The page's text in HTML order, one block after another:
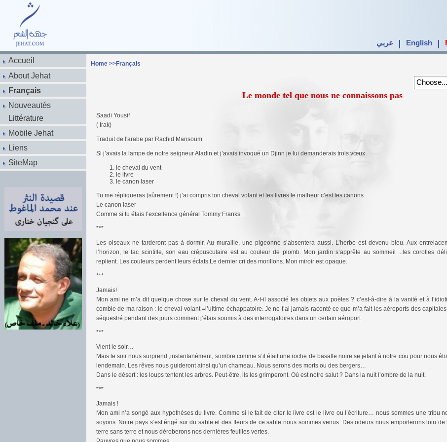
عربي English
Accueil
About Jehat
Français
Nouveautés
Littérature
Mobile Jehat
Liens
SiteMap
Home >>Français
Le monde tel que nous ne connaissons pas
Saadi Yousif
( Irak)
Traduit de l'arabe par Rachid Mansoum
Si j’avais la lampe de notre seigneur Aladin et j’avais invoqué un Djinn je lui demanderais trois vœux
le cheval du vent
le livre
le canon laser
Tu me répliqueras (sûrement !) j’ai compris ton cheval volant et les livres le malheur c’est les canons
Le canon laser
Comme si tu étais l’excellence général Tommy Franks
***
Les oiseaux ne tarderont pas à dormir. Au muraille, une pigeonne s’absentera aussi. L’herbe est devenu bleu. Aux
l’horizon, le lac scintille, son eau crépusculaire est au couleur de plomb. Mon jardin s’apprête au sommeil ...les corolles
replient. Les couleurs perdent leurs éclats.Le dernier cri des morillons. Mon miroir est opaque.
***
Jamais!
Mon ami ne m’a dit quelque chose sur le cheval du vent. A-t-il associé les objets aux poètes ? c’est-â-dire à la vanité et à
comble de ma raison : le cheval volant =l’ultime échappatoire. Je ne t’ai jamais raconté ce que m’a fait les aéroports des
séquestré pendant des jours comment j’étais soumis à des interrogatoires dans un certain aéroport
***
Vient le soir…
Mais le soir nous surprend ,instantanément, sombre comme s’il était une roche de basalte noire se jetant à notre cou pour nous
lendemain. Les rêves nous guideront ainsi qu’un chameau. Nous serons des morts ou des bergers…
Dans le désert : les loups tentent les arbres. Peut-être, ils les grimperont. Où est notre salut ? Dans la nuit l’ombre de la nuit.
***
Jamais !
Mon ami n’a songé aux hypothèses du livre. Comme si le fait de citer le livre est le livre ou l’écriture… nous sommes une tribu
soyons .Notre pays s’est érigé sur du sable et des fleurs de ce sable nous sommes venus. Des odeurs nous emporterons loin
terre sans terre et nous déroberons nos dernières feuilles vertes.